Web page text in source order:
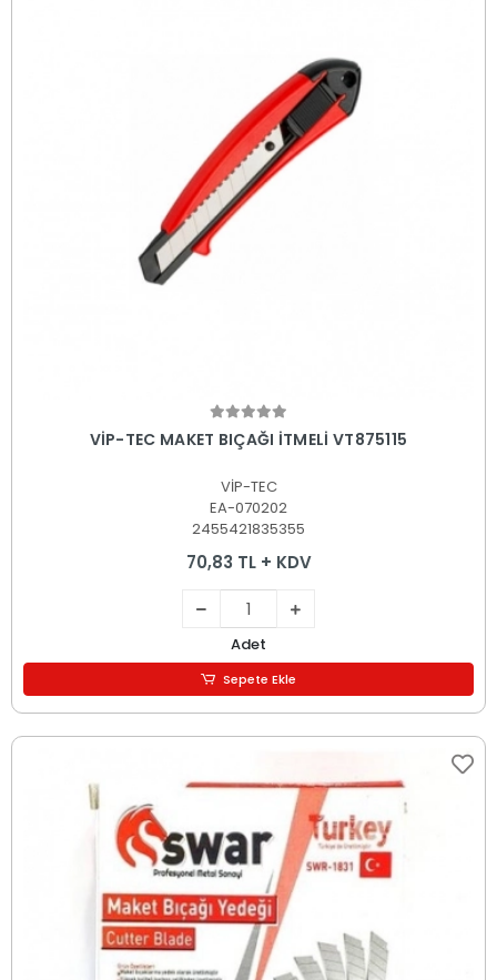
Sepete Ekle
VİP-TEC MAKET BIÇAĞI İTMELİ VT875115
VİP-TEC
EA-070202
2455421835355
70,83 TL + KDV
Adet
Sepete Ekle